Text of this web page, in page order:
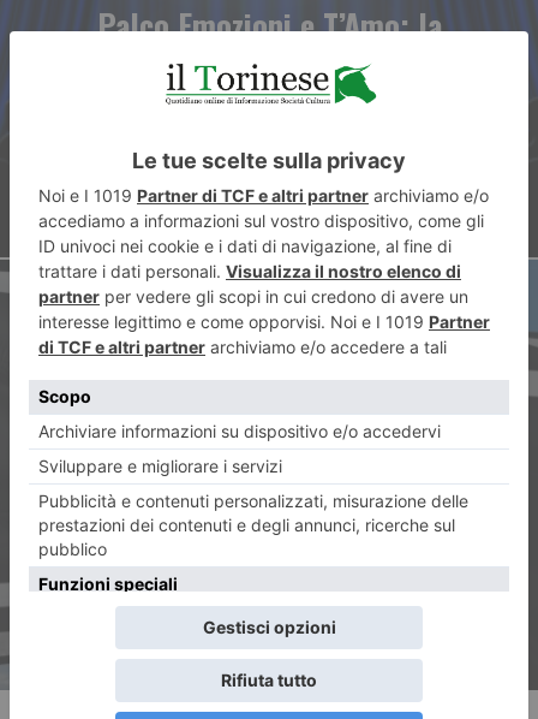
Palco Emozioni e T’Amo: la
nuova stagione del Teatro
Luciano Pavarotti a Leini’
Rinascita Juve. Juventus-
Bologna 3-0